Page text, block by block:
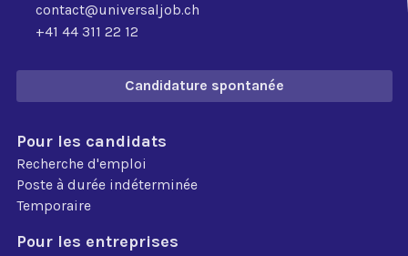
contact@universaljob.ch
+41 44 311 22 12
Candidature spontanée
Pour les candidats
Recherche d'emploi
Poste à durée indéterminée
Temporaire
Pour les entreprises